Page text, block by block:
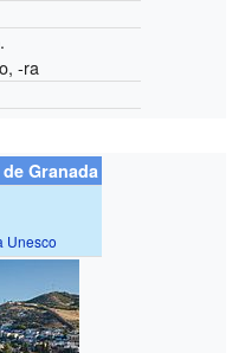
-ra
Granada
Unesco